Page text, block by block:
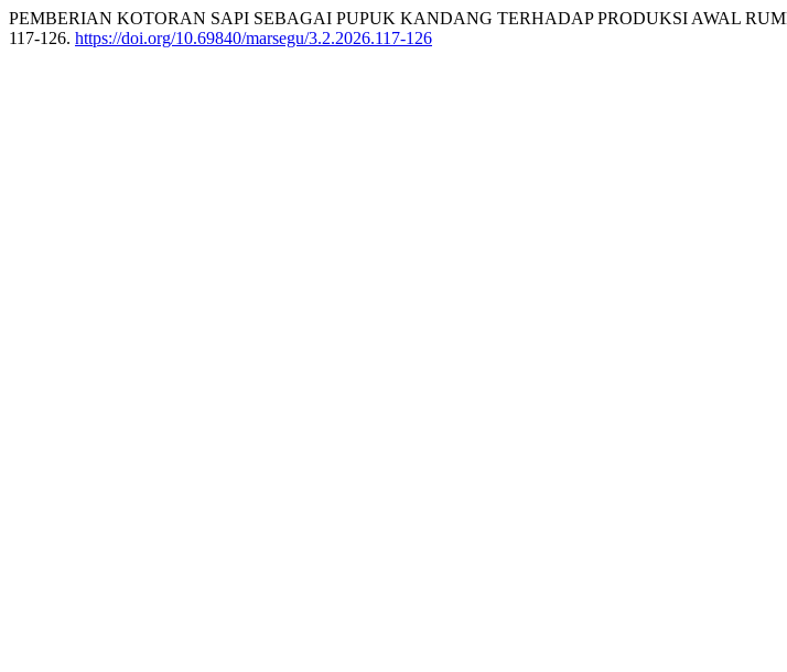
PEMBERIAN KOTORAN SAPI SEBAGAI PUPUK KANDANG TERHADAP PRODUKSI AWAL
117-126. https://doi.org/10.69840/marsegu/3.2.2026.117-126